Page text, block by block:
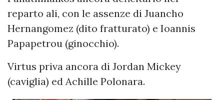
reparto ali, con le assenze di Juancho
Hernangomez (dito fratturato) e Ioannis
Papapetrou (ginocchio).
Virtus priva ancora di Jordan Mickey
(caviglia) ed Achille Polonara.